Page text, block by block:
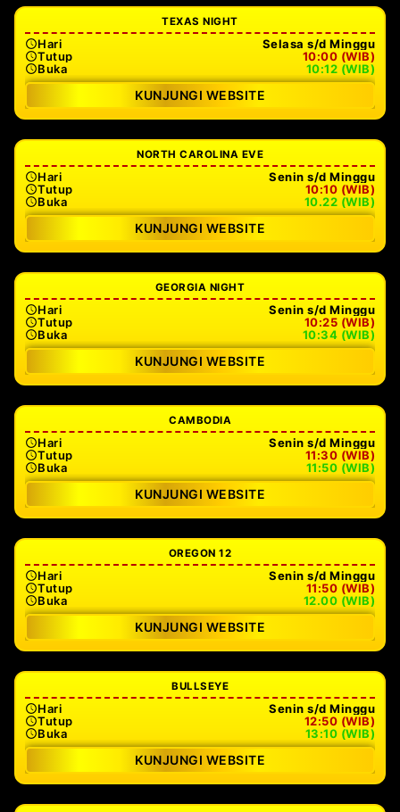
TEXAS NIGHT
Hari
Selasa s/d Minggu
Tutup
10:00 (WIB)
Buka
10:12 (WIB)
KUNJUNGI WEBSITE
NORTH CAROLINA EVE
Hari
Senin s/d Minggu
Tutup
10:10 (WIB)
Buka
10.22 (WIB)
KUNJUNGI WEBSITE
GEORGIA NIGHT
Hari
Senin s/d Minggu
Tutup
10:25 (WIB)
Buka
10:34 (WIB)
KUNJUNGI WEBSITE
CAMBODIA
Hari
Senin s/d Minggu
Tutup
11:30 (WIB)
Buka
11:50 (WIB)
KUNJUNGI WEBSITE
OREGON 12
Hari
Senin s/d Minggu
Tutup
11:50 (WIB)
Buka
12.00 (WIB)
KUNJUNGI WEBSITE
BULLSEYE
Hari
Senin s/d Minggu
Tutup
12:50 (WIB)
Buka
13:10 (WIB)
KUNJUNGI WEBSITE